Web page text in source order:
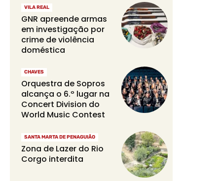
VILA REAL
GNR apreende armas
em investigação por
crime de violência
doméstica
CHAVES
Orquestra de Sopros
alcança o 6.º lugar na
Concert Division do
World Music Contest
SANTA MARTA DE PENAGUIÃO
Zona de Lazer do Rio
Corgo interdita